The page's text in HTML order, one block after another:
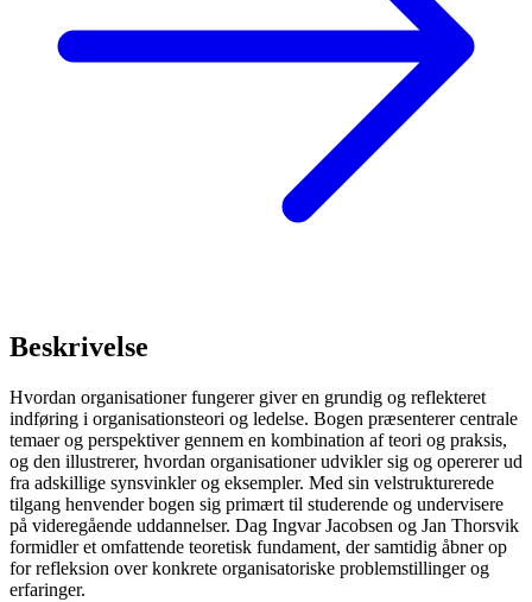
Beskrivelse
Hvordan organisationer fungerer giver en grundig og reflekteret
indføring i organisationsteori og ledelse. Bogen præsenterer centrale
temaer og perspektiver gennem en kombination af teori og praksis,
og den illustrerer, hvordan organisationer udvikler sig og opererer ud
fra adskillige synsvinkler og eksempler. Med sin velstrukturerede
tilgang henvender bogen sig primært til studerende og undervisere
på videregående uddannelser. Dag Ingvar Jacobsen og Jan Thorsvik
formidler et omfattende teoretisk fundament, der samtidig åbner op
for refleksion over konkrete organisatoriske problemstillinger og
erfaringer.